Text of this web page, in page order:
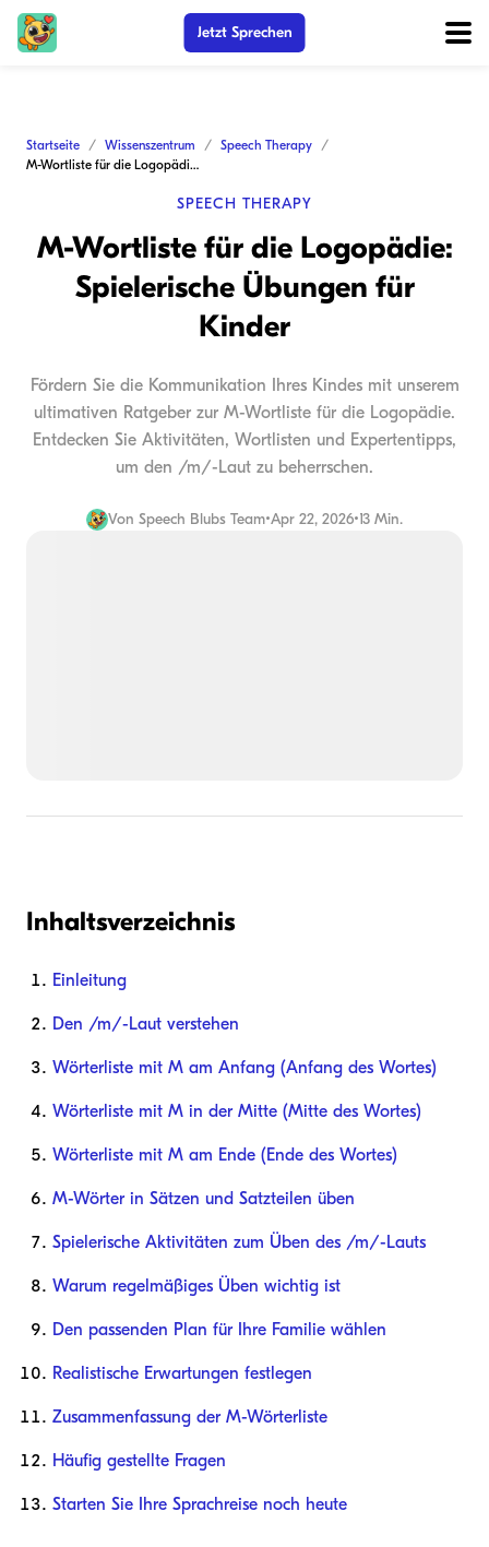
Jetzt Sprechen
Startseite Wissenszentrum
Speech Therapy
M-Wortliste für die Logopädie: Spielerische Übungen für Kinder
SPEECH THERAPY
M-Wortliste für die Logopädie:
Spielerische Übungen für
Kinder
Fördern Sie die Kommunikation Ihres Kindes mit unserem
ultimativen Ratgeber zur M-Wortliste für die Logopädie.
Entdecken Sie Aktivitäten, Wortlisten und Expertentipps,
um den /m/-Laut zu beherrschen.
Von Speech Blubs Team•Apr 22, 2026•13 Min.
Inhaltsverzeichnis
Einleitung
Den /m/-Laut verstehen
Wörterliste mit M am Anfang (Anfang des Wortes)
Wörterliste mit M in der Mitte (Mitte des Wortes)
Wörterliste mit M am Ende (Ende des Wortes)
M-Wörter in Sätzen und Satzteilen üben
Spielerische Aktivitäten zum Üben des /m/-Lauts
Warum regelmäßiges Üben wichtig ist
Den passenden Plan für Ihre Familie wählen
Realistische Erwartungen festlegen
Zusammenfassung der M-Wörterliste
Häufig gestellte Fragen
Starten Sie Ihre Sprachreise noch heute